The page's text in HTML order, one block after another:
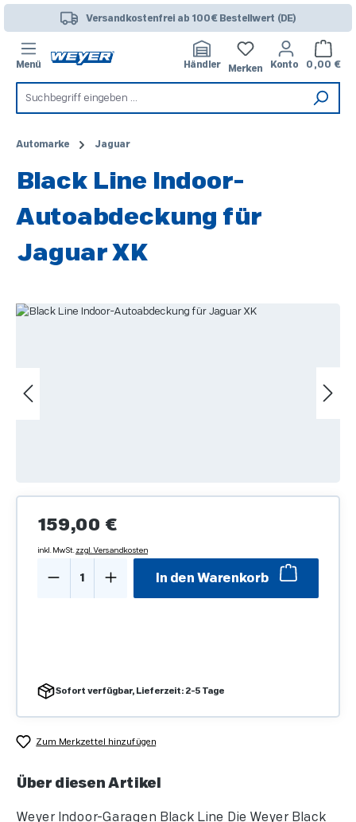
Zum Hauptinhalt springenVersandkostenfrei ab 100€ Bestellwert (DE)
Menü Händler Merken Konto 0,00 €
Automarke Jaguar
Black Line Indoor-
Autoabdeckung für
Jaguar XK
Bildergalerie überspringen
Regulärer Preis:
159,00 €
inkl. MwSt. zzgl. Versandkosten
Produkt Anzahl: Gib den gewünschten
In den Warenkorb
Sofort verfügbar, Lieferzeit: 2-5 Tage
Zum Merkzettel hinzufügen
Über diesen Artikel
Weyer Indoor-Garagen Black Line Die Weyer Black